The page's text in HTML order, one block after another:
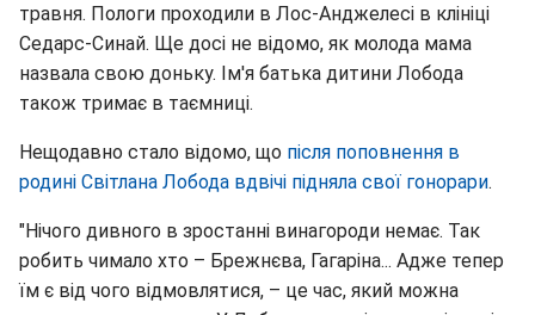
травня. Пологи проходили в Лос-Анджелесі в клініці
Седарс-Синай. Ще досі не відомо, як молода мама
назвала свою доньку. Ім'я батька дитини Лобода
також тримає в таємниці.
Нещодавно стало відомо, що після поповнення в
родині Світлана Лобода вдвічі підняла свої гонорари.
"Нічого дивного в зростанні винагороди немає. Так
робить чимало хто – Брежнєва, Гагаріна... Адже тепер
їм є від чого відмовлятися, – це час, який можна